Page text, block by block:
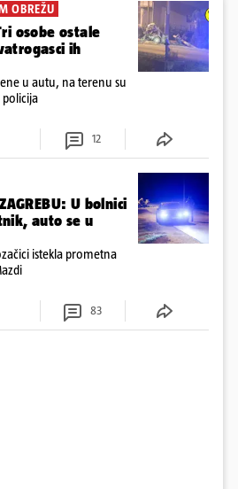
OBREŽU
osobe ostale
ih
u autu, na terenu su
12
ZAGREBU: U bolnici
auto se u
istekla prometna
83